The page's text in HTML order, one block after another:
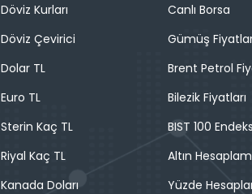
Döviz Kurları
Döviz Çevirici
Dolar TL
Euro TL
Sterin Kaç TL
Riyal Kaç TL
Kanada Doları
Canlı Borsa
Gümüş
Brent Petrol
Bilezik Fiyatları
BIST 100
Altın
Yüzde